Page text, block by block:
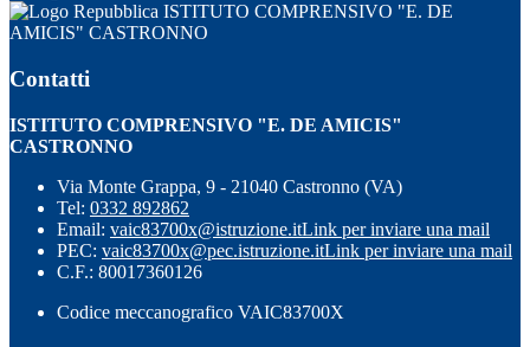
ISTITUTO COMPRENSIVO "E. DE
AMICIS" CASTRONNO
Contatti
ISTITUTO COMPRENSIVO "E. DE AMICIS"
CASTRONNO
Via Monte Grappa, 9 - 21040 Castronno (VA)
Tel: 0332 892862
Email: vaic83700x@istruzione.itLink per inviare una mail
PEC: vaic83700x@pec.istruzione.itLink per inviare una mail
C.F.: 80017360126
Codice meccanografico VAIC83700X